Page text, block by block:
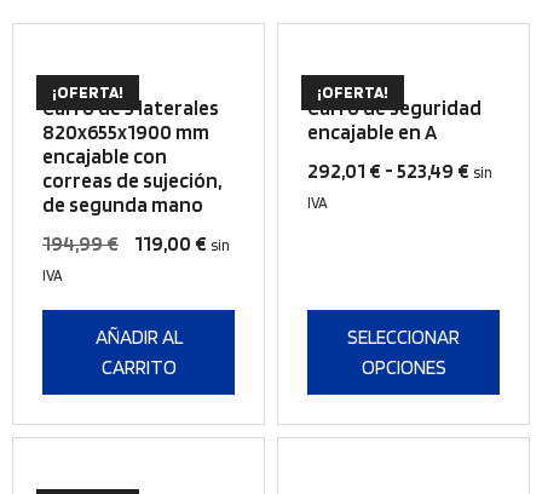
¡OFERTA!
Carro de 3 laterales
820x655x1900 mm
encajable con
correas de sujeción,
de segunda mano
194,99€
El
era:
194,99 €.
119,00 € El
sin
IVA
AÑADIR AL
CARRITO
¡OFERTA!
Carro de seguridad
encajable en A
292,01 € - 523,49 € Rango
sin
IVA
SELECCIONAR
OPCIONES
producto
tiene
variantes.
pueden
elegir
la
página